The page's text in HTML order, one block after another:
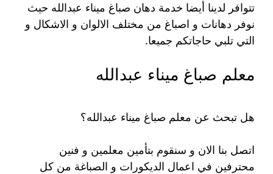
تتوافر لدينا أيضا خدمة دهان صباغ ميناء عبدالله حيث
نوفر دهانات و اصباغ من مختلف الالوان و الاشكال و
التي تلبي حاجاتكم جميعا.
معلم صباغ ميناء عبدالله
هل تبحث عن معلم صباغ ميناء عبدالله؟
اتصل بنا الان و سنقوم بتأمين معلمين و فنين
محترفين في اعمال الديكورات و الصباغة من كل